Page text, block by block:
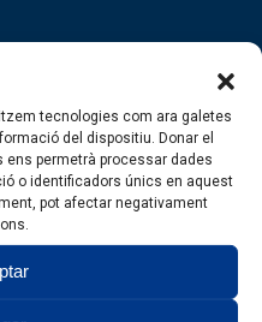
tecnologies com ara galetes
del dispositiu. Donar el
permetrà processar dades
o identificadors únics en aquest
pot afectar negativament